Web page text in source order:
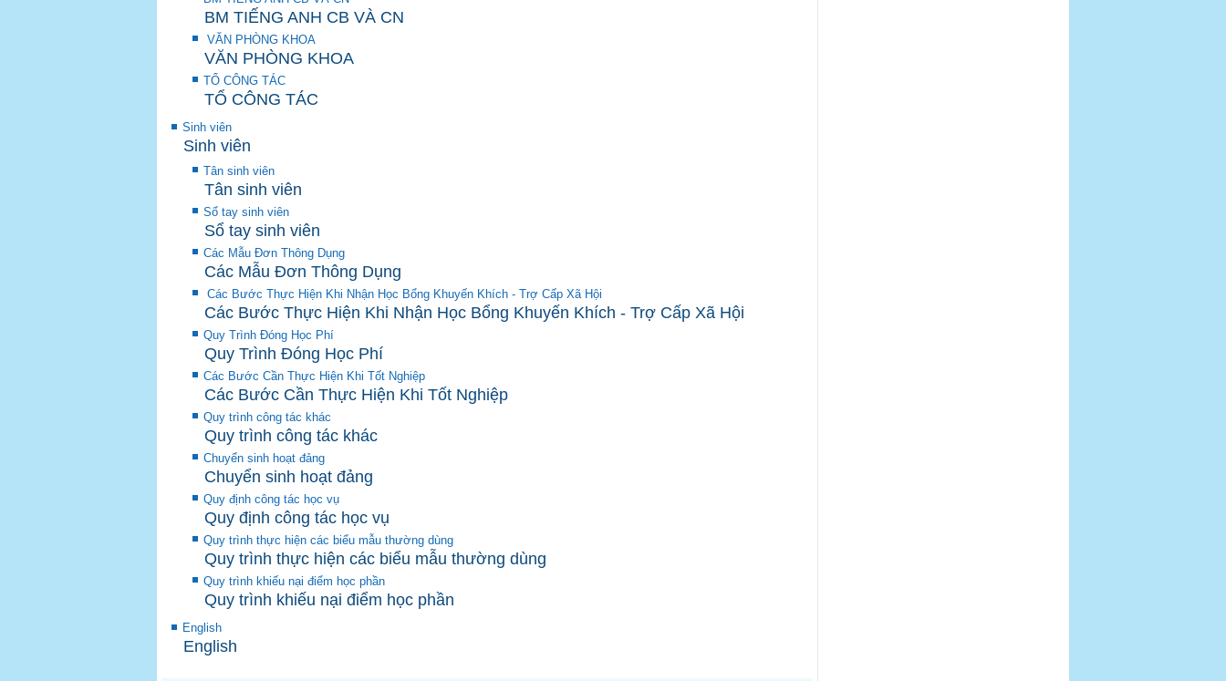
BM TIẾNG ANH CB VÀ CN
VĂN PHÒNG KHOA
VĂN PHÒNG KHOA
TỔ CÔNG TÁC
TỔ CÔNG TÁC
Sinh viên
Sinh viên
Tân sinh viên
Tân sinh viên
Sổ tay sinh viên
Sổ tay sinh viên
Các Mẫu Đơn Thông Dụng
Các Mẫu Đơn Thông Dụng
Các Bước Thực Hiện Khi Nhận Học Bổng Khuyến Khích - Trợ Cấp Xã Hội
Các Bước Thực Hiện Khi Nhận Học Bổng Khuyến Khích - Trợ Cấp Xã Hội
Quy Trình Đóng Học Phí
Quy Trình Đóng Học Phí
Các Bước Cần Thực Hiện Khi Tốt Nghiệp
Các Bước Cần Thực Hiện Khi Tốt Nghiệp
Quy trình công tác khác
Quy trình công tác khác
Chuyển sinh hoạt đảng
Chuyển sinh hoạt đảng
Quy định công tác học vụ
Quy định công tác học vụ
Quy trình thực hiện các biểu mẫu thường dùng
Quy trình thực hiện các biểu mẫu thường dùng
Quy trình khiếu nại điểm học phần
Quy trình khiếu nại điểm học phần
English
English